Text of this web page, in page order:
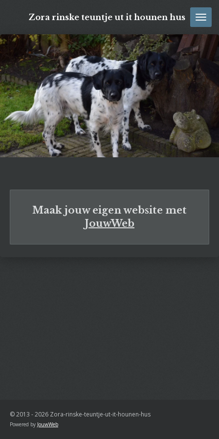
de
hoofdinhoud
Zora rinske teuntje ut it hounen hus
Maak jouw eigen website met
JouwWeb
© 2013 - 2026 Zora-rinske-teuntje-ut-it-hounen-hus
Powered by JouwWeb